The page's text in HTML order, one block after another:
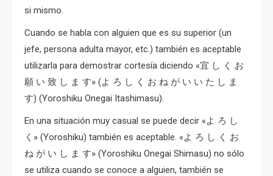
si mismo.
Cuando se habla con alguien que es su superior (un
jefe, persona adulta mayor, etc.) también es aceptable
utilizarla para demostrar cortesía diciendo «宜 し く お
願 い 致 し ま す» (よ ろ し く お ね が い い た し ま
す) (Yoroshiku Onegai Itashimasu).
En una situación muy casual se puede decir «よ ろ し
く» (Yoroshiku) también es aceptable. «よ ろ し く お
ね が い し ま す» (Yoroshiku Onegai Shimasu) no sólo
se utiliza cuando se conoce a alguien, también se